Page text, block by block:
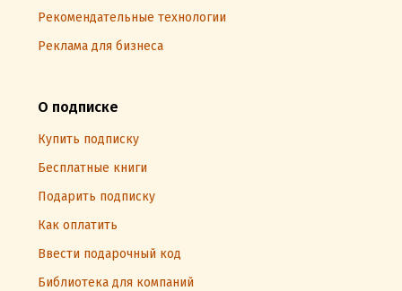
Рекомендательные технологии
Реклама для бизнеса
О подписке
Купить подписку
Бесплатные книги
Подарить подписку
Как оплатить
Ввести подарочный код
Библиотека для компаний